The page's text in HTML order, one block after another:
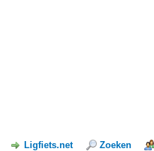
Ligfiets.net Zoeken